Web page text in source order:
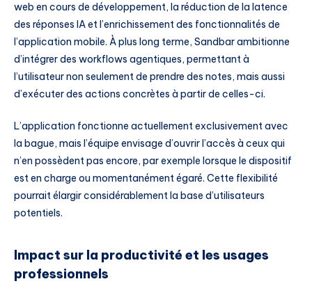
web en cours de développement, la réduction de la latence
des réponses IA et l’enrichissement des fonctionnalités de
l’application mobile. À plus long terme, Sandbar ambitionne
d’intégrer des workflows agentiques, permettant à
l’utilisateur non seulement de prendre des notes, mais aussi
d’exécuter des actions concrètes à partir de celles-ci.
L’application fonctionne actuellement exclusivement avec
la bague, mais l’équipe envisage d’ouvrir l’accès à ceux qui
n’en possèdent pas encore, par exemple lorsque le dispositif
est en charge ou momentanément égaré. Cette flexibilité
pourrait élargir considérablement la base d’utilisateurs
potentiels.
Impact sur la productivité et les usages
professionnels